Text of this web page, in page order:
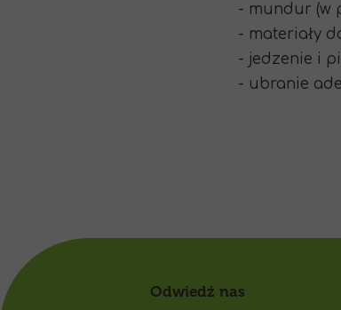
Odwiedź nas
- mundur (w
- materiały
- jedzenie i
- ubranie